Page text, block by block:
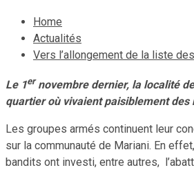
Home
Actualités
Vers l’allongement de la liste
Le 1ernovembre dernier, la localité
quartier où vivaient paisiblement
Les groupes armés continuent leur
sur la communauté de Mariani. En
bandits ont investi, entre autres,